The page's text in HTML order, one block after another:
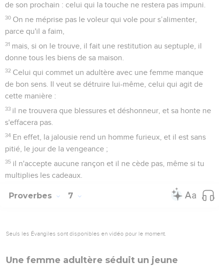
de son prochain : celui qui la touche ne restera pas impuni.
30 On ne méprise pas le voleur qui vole pour s’alimenter,
parce qu'il a faim,
31 mais, si on le trouve, il fait une restitution au septuple, il
donne tous les biens de sa maison.
32 Celui qui commet un adultère avec une femme manque
de bon sens. Il veut se détruire lui-même, celui qui agit de
cette manière :
33 il ne trouvera que blessures et déshonneur, et sa honte ne
s'effacera pas.
34 En effet, la jalousie rend un homme furieux, et il est sans
pitié, le jour de la vengeance ;
35 il n'accepte aucune rançon et il ne cède pas, même si tu
multiplies les cadeaux.
Proverbes 7
Seuls les Évangiles sont disponibles en vidéo pour le moment.
Une femme adultère séduit un jeune